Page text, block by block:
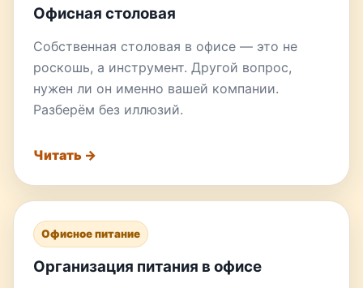
Офисная столовая
Собственная столовая в офисе — это не
роскошь, а инструмент. Другой вопрос,
нужен ли он именно вашей компании.
Разберём без иллюзий.
Читать →
Офисное питание
Организация питания в офисе